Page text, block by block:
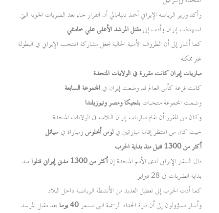
وأكد وزير الرياضة الإيراني أحمد دنيامالي أن القرار جاء بعد الضربات الجوية التي
استهدفت إيران وأدت إلىمقتل المرشد الأعلى علي خامنئي
كما أشار إلى أن الظروف الأمنية الحالية تجعل مشاركة المنتخب الإيراني في البطولة
غير ممكنة
مباريات إيران كانت مقررة في الولايات المتحدة
كانت قرعة كأس العالم قد وضعت إيران فيالمجموعة السابعة
وضمت المجموعة منتخباتبلجيكا ومصر ونيوزيلندا
وكان من المقرر أن تقام مباريات إيران الثلاث في الولايات المتحدة
حيث كان من المنتظر إقامة مباراتين فيلوس أنجلوسومباراة فيسياتل
أكثر من 1300 قتيل منذ بداية الحرب
قال السفير الإيراني لدى الأمم المتحدة إنأكثر من 1300 مدني إيراني قتلوا
منذ
بداية الضربات في 28 فبراير
كما أدت الحرب إلى تعطيل العديد من الأنشطة الرياضية داخل البلاد
وأشار مسؤولون إلى أن فترة الحداد الرسمية التي تستمر40 يوما
بعد مقتل المرشد